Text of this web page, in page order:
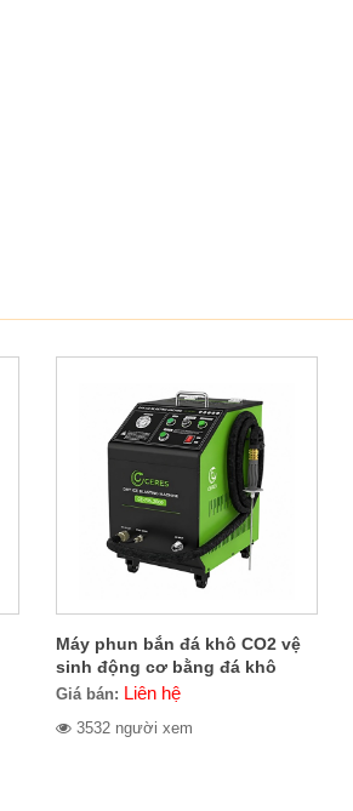
Máy phun bắn đá khô CO2 vệ
sinh động cơ bằng đá khô
CERES CER-705.2000
Giá bán: Liên hệ
3532 người xem